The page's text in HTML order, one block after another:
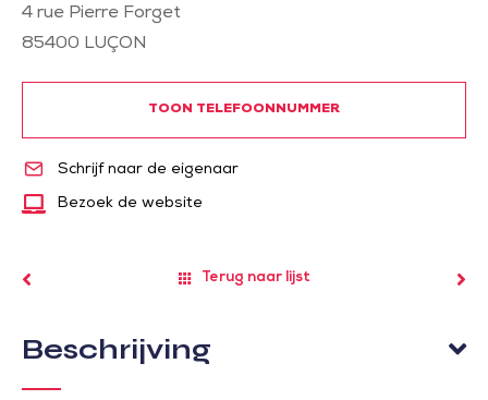
4 rue Pierre Forget
85400 LUÇON
TOON TELEFOONNUMMER
Schrijf naar de eigenaar
Bezoek de website
Terug naar lijst
Beschrijving